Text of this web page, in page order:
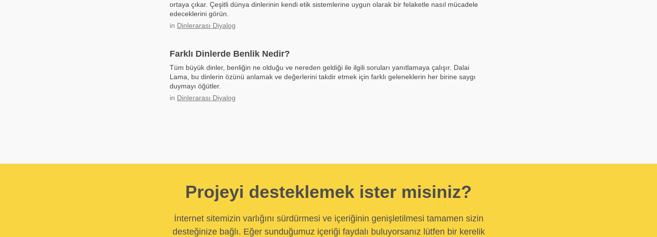
ortaya çıkar. Çeşitli dünya dinlerinin kendi etik sistemlerine uygun olarak bir felaketle nasıl mücadele
edeceklerini görün.
in Dinlerarası Diyalog
Farklı Dinlerde Benlik Nedir?
Tüm büyük dinler, benliğin ne olduğu ve nereden geldiği ile ilgili soruları yanıtlamaya çalışır. Dalai
Lama, bu dinlerin özünü anlamak ve değerlerini takdir etmek için farklı geleneklerin her birine saygı
duymayı öğütler.
in Dinlerarası Diyalog
Projeyi desteklemek ister misiniz?
İnternet sitemizin varlığını sürdürmesi ve içeriğinin genişletilmesi tamamen sizin
desteğinize bağlı. Eğer sunduğumuz içeriği faydalı buluyorsanız lütfen bir kerelik